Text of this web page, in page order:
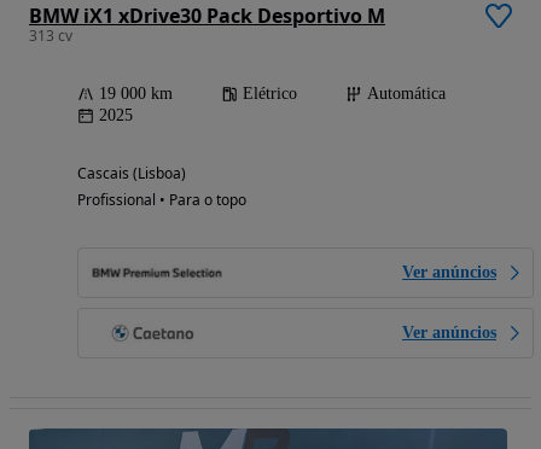
BMW iX1 xDrive30 Pack Desportivo M
313 cv
19 000 km Elétrico
Automática
2025
Cascais (Lisboa)
Profissional • Para o topo
Ver anúncios
Ver anúncios